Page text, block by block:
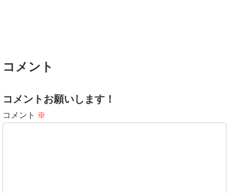
コメント
コメントお願いします！
コメント ※